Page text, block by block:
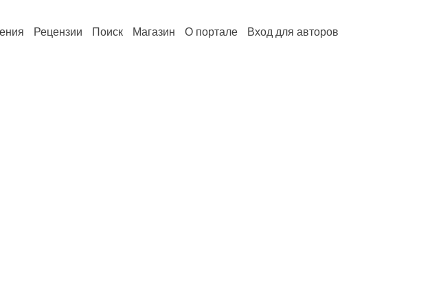
Рецензии Поиск Магазин О портале Вход для авторов